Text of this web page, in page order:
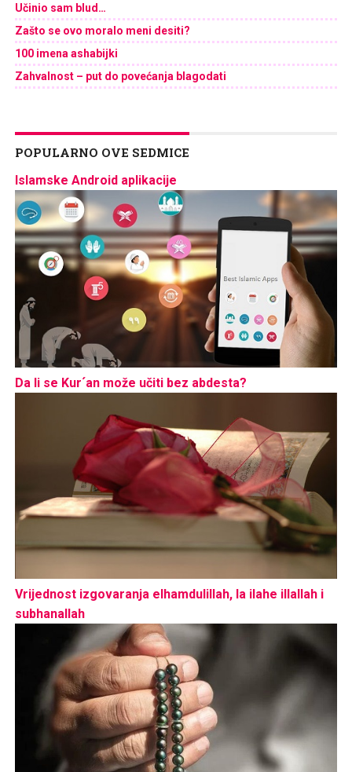
Učinio sam blud…
Zašto se ovo moralo meni desiti?
100 imena ashabijki
Zahvalnost – put do povećanja blagodati
POPULARNO OVE SEDMICE
Islamske Android aplikacije
Da li se Kur´an može učiti bez abdesta?
Vrijednost izgovaranja elhamdulillah, la ilahe illallah i
subhanallah